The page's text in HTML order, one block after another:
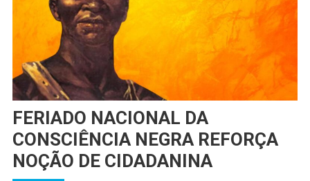
FERIADO NACIONAL DA
CONSCIÊNCIA NEGRA REFORÇA
NOÇÃO DE CIDADANINA